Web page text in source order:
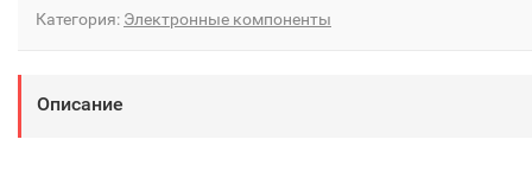
Категория: Электронные компоненты
Описание